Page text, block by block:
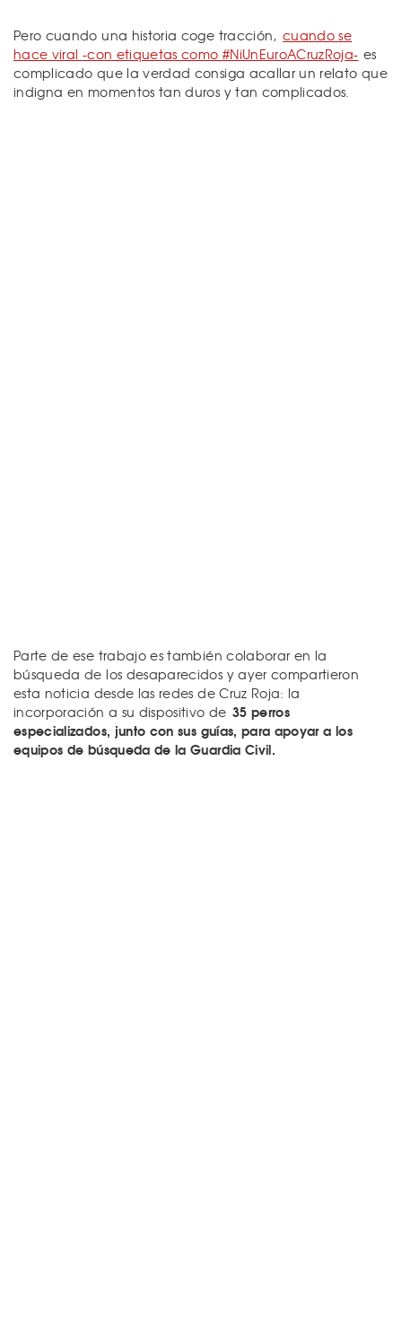
Pero cuando una historia coge tracción, cuando se
hace viral -con etiquetas como #NiUnEuroACruzRoja- es
complicado que la verdad consiga acallar un relato que
indigna en momentos tan duros y tan complicados.
Parte de ese trabajo es también colaborar en la
búsqueda de los desaparecidos y ayer compartieron
esta noticia desde las redes de Cruz Roja: la
incorporación a su dispositivo de 35 perros
especializados, junto con sus guías, para apoyar a los
equipos de búsqueda de la Guardia Civil.